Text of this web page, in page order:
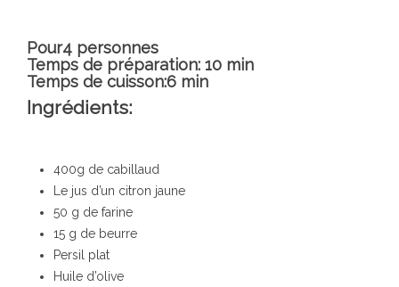
Pour4 personnes
Temps de préparation: 10 min
Temps de cuisson:6 min
Ingrédients:
400g de cabillaud
Le jus d’un citron jaune
50 g de farine
15 g de beurre
Persil plat
Huile d’olive